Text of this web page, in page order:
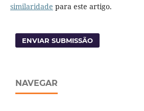
similaridade para este artigo.
ENVIAR SUBMISSÃO
NAVEGAR